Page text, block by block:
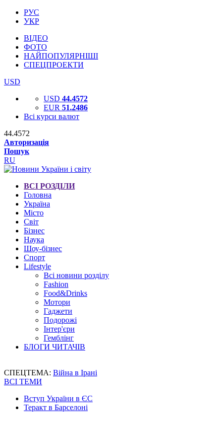
РУС
УКР
ВІДЕО
ФОТО
НАЙПОПУЛЯРНІШІ
СПЕЦПРОЕКТИ
USD
USD 44.4572
EUR 51.2486
Всі курси валют
44.4572
Авторизація
Пошук
RU
ВСІ РОЗДІЛИ
Головна
Україна
Місто
Світ
Бізнес
Наука
Шоу-бізнес
Спорт
Lifestyle
Всі новини розділу
Fashion
Food&Drinks
Мотори
Гаджети
Подорожі
Інтер'єри
Гемблінг
БЛОГИ ЧИТАЧІВ
СПЕЦТЕМА: Війна в Ірані
ВСІ ТЕМИ
Вступ України в ЄС
Теракт в Барселоні